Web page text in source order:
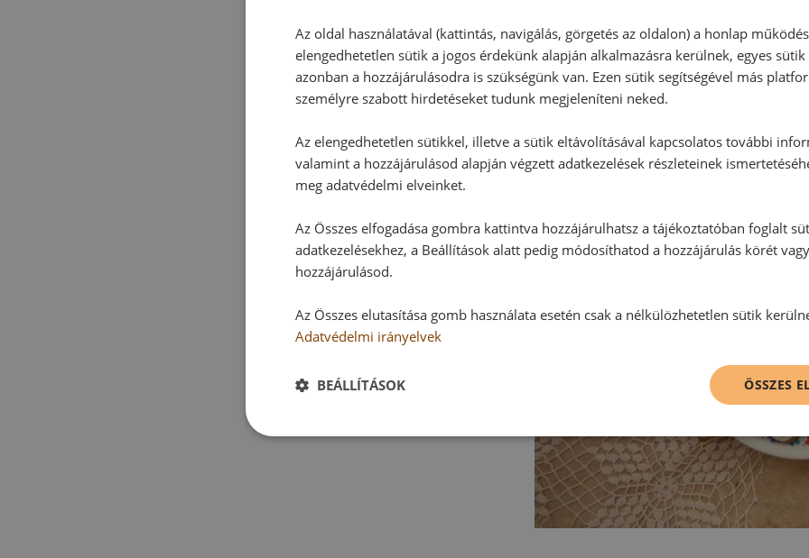
Fontos! Egy-két percig hagyd
puhák, majd sütőlapáttal emeld ki
Az oldal használatával (kattintás, navigálás, görgetés az oldalon) a honlap
elengedhetetlen sütik a jogos érdekünk alapján alkalmazásra kerülnek, egyes
azonban a hozzájárulásodra is szükségünk van. Ezen sütik segítségével más
személyre szabott hirdetéseket tudunk megjeleníteni neked.
Az elengedhetetlen sütikkel, illetve a sütik eltávolításával kapcsolatos további
valamint a hozzájárulásod alapján végzett adatkezelések részleteinek
meg adatvédelmi elveinket.
Az Összes elfogadása gombra kattintva hozzájárulhatsz a tájékoztatóban foglalt
adatkezelésekhez, a Beállítások alatt pedig módosíthatod a hozzájárulás körét
hozzájárulásod.
Az Összes elutasítása gomb használata esetén csak a nélkülözhetetlen sütik
Adatvédelmi irányelvek
ÖSSZES
BEÁLLÍTÁSOK